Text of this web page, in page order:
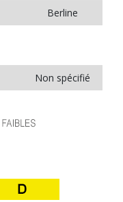
Berline
Non spécifié